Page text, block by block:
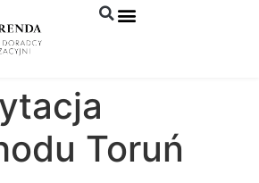
Toruń